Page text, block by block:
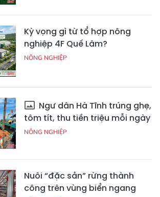
Kỳ vọng gì từ tổ hợp nông
nghiệp 4F Quế Lâm?
NÔNG NGHIỆP
Ngư dân Hà Tĩnh trúng ghẹ,
tôm tít, thu tiền triệu mỗi ngày
NÔNG NGHIỆP
Nuôi “đặc sản” rừng thành
công trên vùng biển ngang